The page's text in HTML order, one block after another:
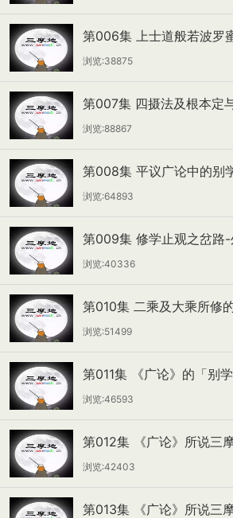
第006集 上士道般若波罗
浏览:38875
第007集 四摄法及根本定
浏览:88867
第008集 平议广论中的别
浏览:64893
第009集 修学止观之岔路
浏览:40336
第010集 二乘及大乘所修
浏览:51499
第011集 《广论》的「别
浏览:46593
第012集 《广论》所说三
浏览:42403
第013集 《广论》所说三